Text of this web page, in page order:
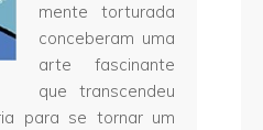
mente torturada
conceberam uma
arte fascinante
que transcendeu
para se tornar um